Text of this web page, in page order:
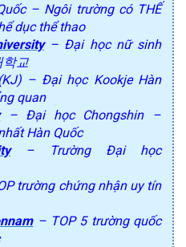
– Ngôi trường có THẾ
dục thể thao
– Đại học nữ sinh
학교
– Đại học Kookje Hàn
quan
– Đại học Chongshin –
Hàn Quốc
– Trường Đại học
trường chứng nhận uy tín
– TOP 5 trường quốc